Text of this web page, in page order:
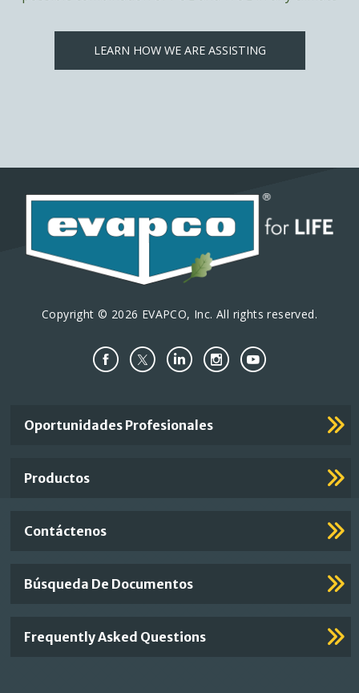
LEARN HOW WE ARE ASSISTING
Copyright © 2026 EVAPCO, Inc. All rights reserved.
Important
Footer
Oportunidades Profesionales
Productos
Contáctenos
Búsqueda De Documentos
Frequently Asked Questions